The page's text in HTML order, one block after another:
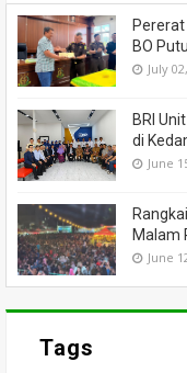
Pererat
BO
July
BRI
di
June
Malam
June
Tags